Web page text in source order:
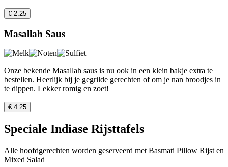
€ 2.25
Masallah Saus
Onze bekende Masallah saus is nu ook in een klein bakje extra te
bestellen. Heerlijk bij je gegrilde gerechten of om je nan broodjes in
te dippen. Lekker romig en zoet!
€ 4.25
Speciale Indiase Rijsttafels
Alle hoofdgerechten worden geserveerd met Basmati Pillow Rijst en
Mixed Salad